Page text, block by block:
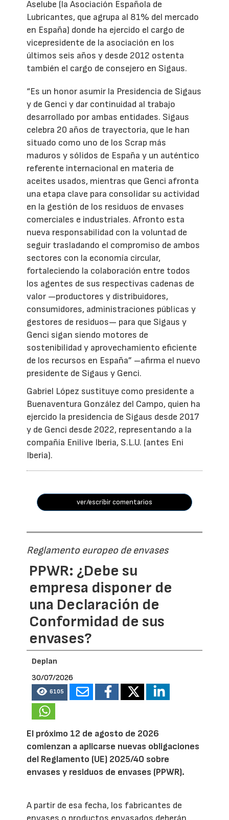
Aselube (la Asociación Española de
Lubricantes, que agrupa al 81% del mercado
en España) donde ha ejercido el cargo de
vicepresidente de la asociación en los
últimos seis años y desde 2012 ostenta
también el cargo de consejero en Sigaus.
“Es un honor asumir la Presidencia de Sigaus
y de Genci y dar continuidad al trabajo
desarrollado por ambas entidades. Sigaus
celebra 20 años de trayectoria, que le han
situado como uno de los Scrap más
maduros y sólidos de España y un auténtico
referente internacional en materia de
aceites usados, mientras que Genci afronta
una etapa clave para consolidar su actividad
en la gestión de los residuos de envases
comerciales e industriales. Afronto esta
nueva responsabilidad con la voluntad de
seguir trasladando el compromiso de ambos
sectores con la economía circular,
fortaleciendo la colaboración entre todos
los agentes de sus respectivas cadenas de
valor —productores y distribuidores,
consumidores, administraciones públicas y
gestores de residuos— para que Sigaus y
Genci sigan siendo motores de
sostenibilidad y aprovechamiento eficiente
de los recursos en España” –afirma el nuevo
presidente de Sigaus y Genci.
Gabriel López sustituye como presidente a
Buenaventura González del Campo, quien ha
ejercido la presidencia de Sigaus desde 2017
y de Genci desde 2022, representando a la
compañía Enilive Iberia, S.L.U. (antes Eni
Iberia).
ver/escribir comentarios
Reglamento europeo de envases
PPWR: ¿Debe su
empresa disponer de
una Declaración de
Conformidad de sus
envases?
Deplan
30/07/2026
6105
El próximo 12 de agosto de 2026
comienzan a aplicarse nuevas obligaciones
del Reglamento (UE) 2025/40 sobre
envases y residuos de envases (PPWR).
A partir de esa fecha, los fabricantes de